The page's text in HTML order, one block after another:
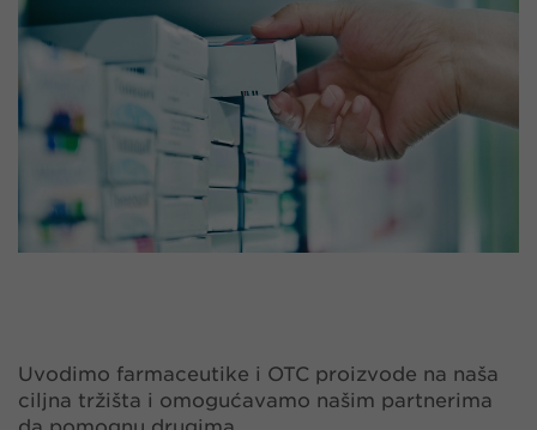
Uvodimo farmaceutike i OTC proizvode na naša
ciljna tržišta i omogućavamo našim partnerima